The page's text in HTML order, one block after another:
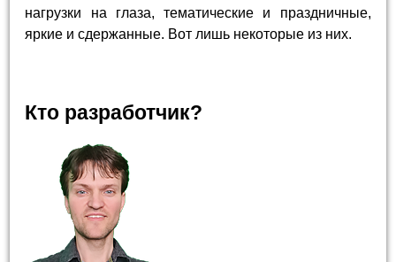
нагрузки на глаза, тематические и праздничные,
яркие и сдержанные. Вот лишь некоторые из них.
Кто разработчик?